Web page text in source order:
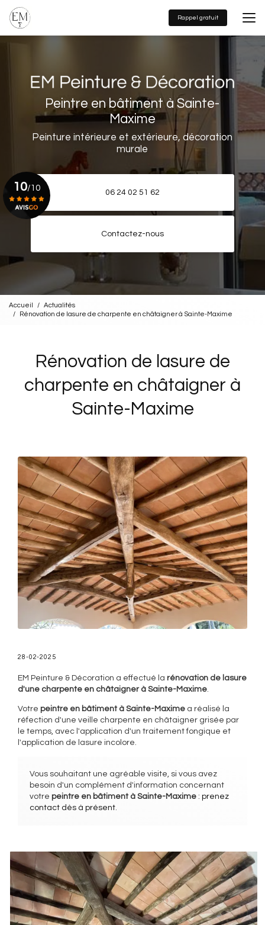
au
contenu
Rappel gratuit
Peintre en bâtiment à Sainte-
Maxime
Peinture intérieure et extérieure, décoration
murale
06 24 02 51 62
Contactez-nous
10/10
Accueil
Actualités
Rénovation de lasure de charpente en châtaigner à Sainte-Maxime
Rénovation de lasure de
charpente en châtaigner à
Sainte-Maxime
28-02-2025
EM Peinture & Décoration a effectué la rénovation de lasure
d'une charpente en châtaigner à Sainte-Maxime.
Votre peintre en bâtiment à Sainte-Maxime a réalisé la
réfection d'une veille charpente en châtaigner grisée par
le temps, avec l'application d'un traitement fongique et
l'application de lasure incolore.
Vous souhaitant une agréable visite, si vous avez
besoin d'un complément d'information concernant
votre peintre en bâtiment à Sainte-Maxime : prenez
contact dès à présent.